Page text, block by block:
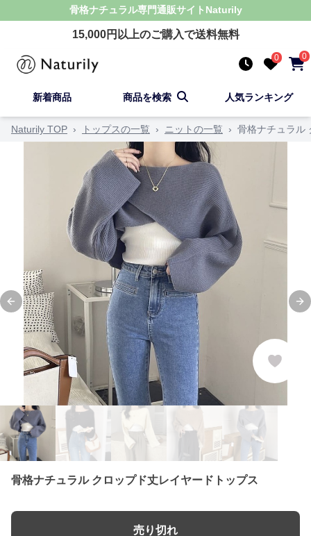
骨格ナチュラル専門通販サイト Naturily
15,000円以上のご購入で送料無料
0 0
新着商品 商品を検索 人気ランキング
Naturily TOP › トップスの一覧 › ニットの一覧 › 骨格ナチュラル
Previous slide
骨格ナチュラル クロップド丈レイヤードトップス
売り切れ